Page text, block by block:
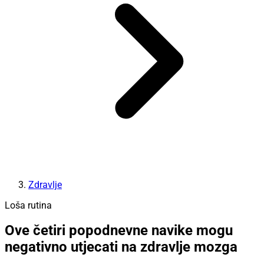
Zdravlje
Loša rutina
Ove četiri popodnevne navike mogu
negativno utjecati na zdravlje mozga